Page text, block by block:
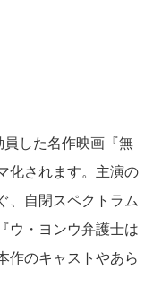
した名作映画『無
化されます。主演の
、自閉スペクトラム
ウ・ヨンウ弁護士は
作のキャストやあら